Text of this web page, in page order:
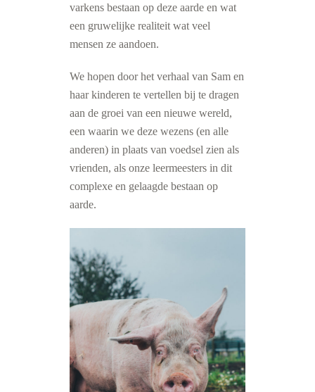
varkens bestaan op deze aarde en wat
een gruwelijke realiteit wat veel
mensen ze aandoen.
We hopen door het verhaal van Sam en
haar kinderen te vertellen bij te dragen
aan de groei van een nieuwe wereld,
een waarin we deze wezens (en alle
anderen) in plaats van voedsel zien als
vrienden, als onze leermeesters in dit
complexe en gelaagde bestaan op
aarde.